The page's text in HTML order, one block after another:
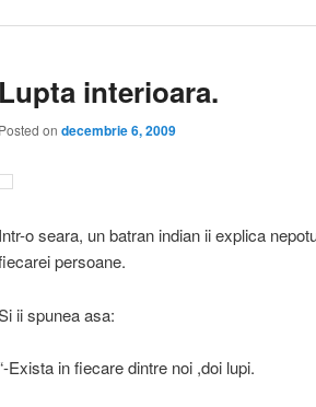
Lupta interioara.
Posted on decembrie 6, 2009
Intr-o seara, un batran indian ii explica
persoane.
ii spunea asa:
Exista in fiecare dintre noi ,doi lupi.